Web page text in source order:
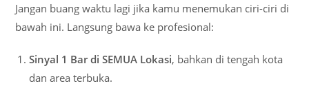
Jangan buang waktu lagi jika kamu menemukan ciri-ciri di
bawah ini. Langsung bawa ke profesional:
Sinyal 1 Bar di SEMUA Lokasi, bahkan di tengah kota
dan area terbuka.